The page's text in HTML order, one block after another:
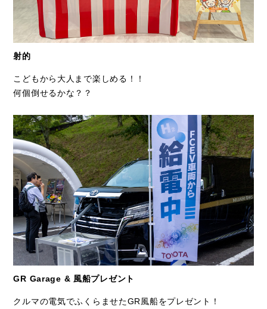
射的
こどもから大人まで楽しめる！！
何個倒せるかな？？
GR Garage & 風船プレゼント
クルマの電気でふくらませたGR風船をプレゼント！